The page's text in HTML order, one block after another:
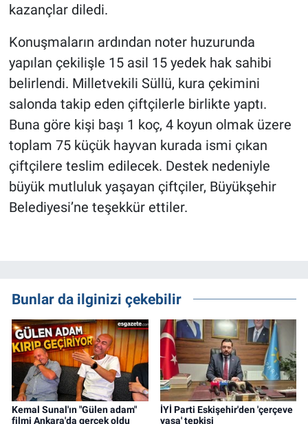
kazançlar diledi.
Konuşmaların ardından noter huzurunda
yapılan çekilişle 15 asil 15 yedek hak sahibi
belirlendi. Milletvekili Süllü, kura çekimini
salonda takip eden çiftçilerle birlikte yaptı.
Buna göre kişi başı 1 koç, 4 koyun olmak üzere
toplam 75 küçük hayvan kurada ismi çıkan
çiftçilere teslim edilecek. Destek nedeniyle
büyük mutluluk yaşayan çiftçiler, Büyükşehir
Belediyesi’ne teşekkür ettiler.
Bunlar da ilginizi çekebilir
Kemal Sunal'ın "Gülen adam"
filmi Ankara'da gerçek oldu
İYİ Parti Eskişehir'den 'çerçeve
yasa' tepkisi